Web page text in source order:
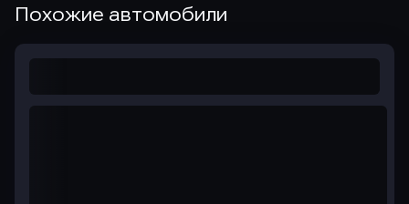
Похожие автомобили